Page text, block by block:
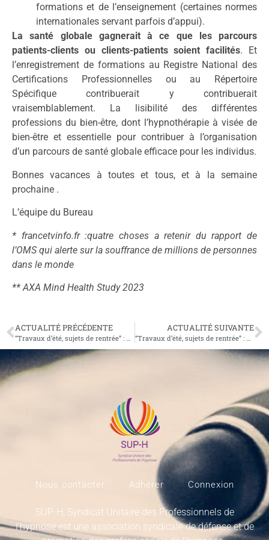
formations et de l’enseignement (certaines normes
internationales servant parfois d’appui).
La santé globale gagnerait à ce que les parcours
patients-clients ou clients-patients soient facilités. Et
l’enregistrement de formations au Registre National des
Certifications Professionnelles ou au Répertoire
Spécifique contribuerait y contribuerait
vraisemblablement. La lisibilité des différentes
professions du bien-être, dont l’hypnothérapie à visée de
bien-être et essentielle pour contribuer à l’organisation
d’un parcours de santé globale efficace pour les individus.
Bonnes vacances à toutes et tous, et à la semaine
prochaine .
L’équipe du Bureau
* francetvinfo.fr :quatre choses a retenir du rapport de
l’OMS qui alerte sur la souffrance de millions de personnes
dans le monde
** AXA Mind Health Study 2023
ACTUALITÉ PRÉCÉDENTE
“Travaux d’été, sujets de rentrée” : Les Hypnos, professionnels du bien être
ACTUALITÉ SUIVANTE
“Travaux d’été, sujets de rentrée” : Hypnos, clarifier les services proposés pour un parcours de bien-être global
Nous contacter Adhérer Connexion
SUP-H, Syndicat Unitaire des Professionnels de
l’hypnose est une association syndicale de défense et de